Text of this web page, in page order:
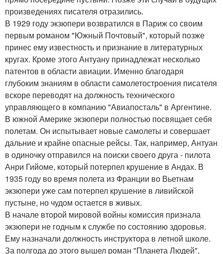
произведениях писателя отразились.
В 1929 году экзюпери возвратился в Париж со своим
первым романом "Южный Почтовый", который позже
принес ему известность и признание в литературных
кругах. Кроме этого Антуану принадлежат несколько
патентов в области авиации. Именно благодаря
глубоким знаниям в области самолетостроения писателя
вскоре переводят на должность технического
управляющего в компанию "Авиапосталь" в Аргентине.
В южной Америке экзюпери полностью посвящает себя
полетам. Он испытывает новые самолеты и совершает
дальние и крайне опасные рейсы. Так, например, Антуан
в одиночку отправился на поиски своего друга - пилота
Анри Гийоме, который потерпел крушение в Андах. В
1935 году во время полета из Франции во Вьетнам
экзюпери уже сам потерпел крушение в ливийской
пустыне, но чудом остается в живых.
В начале второй мировой войны комиссия признала
экзюпери не годным к службе по состоянию здоровья.
Ему назначали должность инструктора в летной школе.
За полгода до этого вышел роман "Планета Людей",